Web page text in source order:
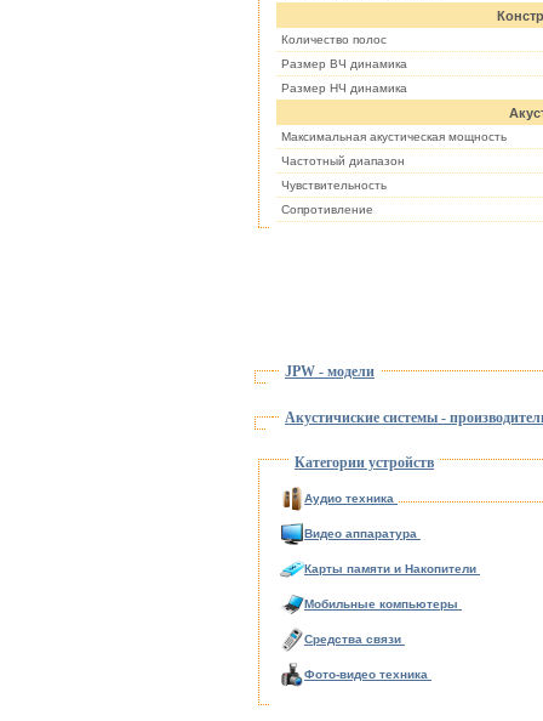
Количество полос
Размер ВЧ динамика
Размер НЧ динамика
Максимальная акустическая мощность
Частотный диапазон
Чувствительность
Cопротивление
JPW - модели
Акустичиские системы -
Категории устройств
Аудио техника
Видео аппаратура
Карты памяти и Накопители
Мобильные компьютеры
Средства связи
Фото-видео техника